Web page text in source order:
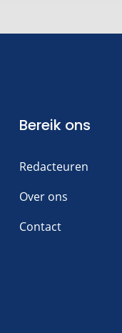
Bereik ons
Redacteuren
Over ons
Contact